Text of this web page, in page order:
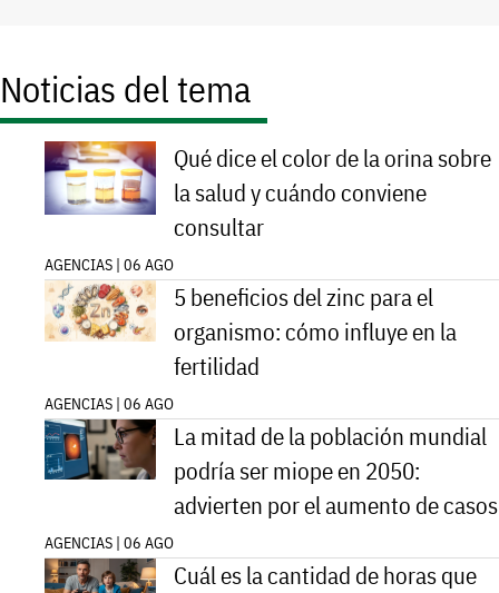
Noticias del tema
Qué dice el color de la orina sobre
la salud y cuándo conviene
consultar
AGENCIAS | 06 AGO
5 beneficios del zinc para el
organismo: cómo influye en la
fertilidad
AGENCIAS | 06 AGO
La mitad de la población mundial
podría ser miope en 2050:
advierten por el aumento de casos
AGENCIAS | 06 AGO
Cuál es la cantidad de horas que